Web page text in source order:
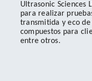
Ultrasonic Sciences
para realizar
transmitida y eco
compuestos para
entre otros.